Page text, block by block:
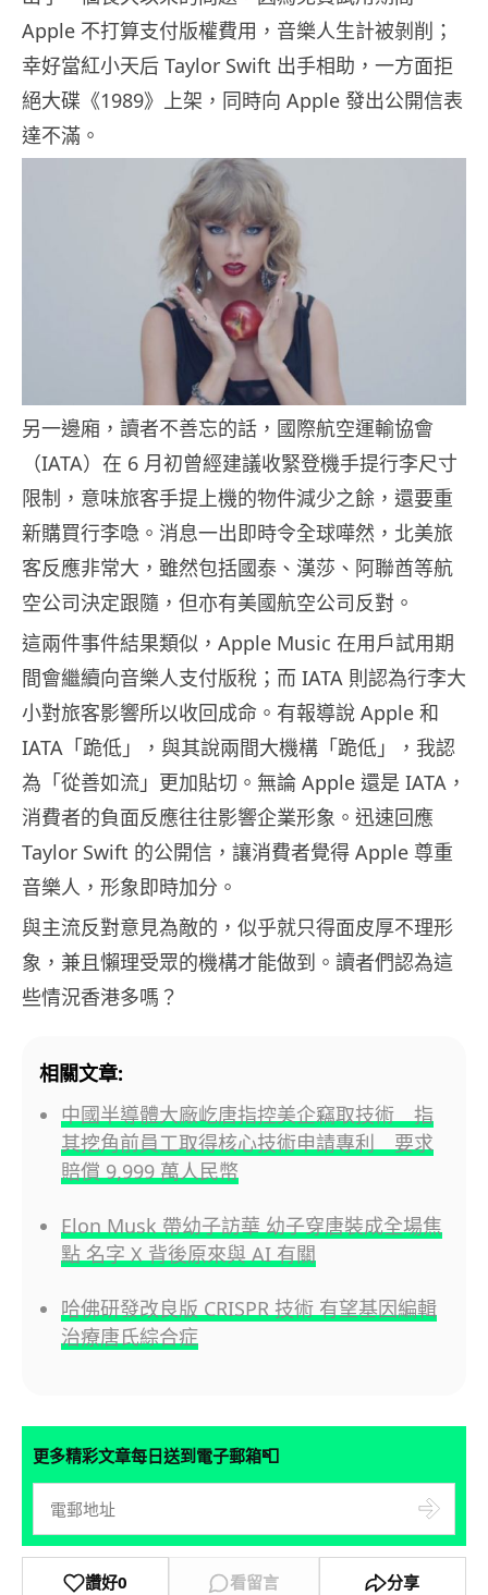
Apple 不打算支付版權費用，音樂人生計被剝削；
幸好當紅小天后 Taylor Swift 出手相助，一方面拒
絕大碟《1989》上架，同時向 Apple 發出公開信表
達不滿。
另一邊廂，讀者不善忘的話，國際航空運輸協會
（IATA）在 6 月初曾經建議收緊登機手提行李尺寸
限制，意味旅客手提上機的物件減少之餘，還要重
新購買行李喼。消息一出即時令全球嘩然，北美旅
客反應非常大，雖然包括國泰、漢莎、阿聯酋等航
空公司決定跟隨，但亦有美國航空公司反對。
這兩件事件結果類似，Apple Music 在用戶試用期
間會繼續向音樂人支付版稅；而 IATA 則認為行李大
小對旅客影響所以收回成命。有報導說 Apple 和
IATA「跪低」，與其說兩間大機構「跪低」，我認
為「從善如流」更加貼切。無論 Apple 還是 IATA，
消費者的負面反應往往影響企業形象。迅速回應
Taylor Swift 的公開信，讓消費者覺得 Apple 尊重
音樂人，形象即時加分。
與主流反對意見為敵的，似乎就只得面皮厚不理形
象，兼且懶理受眾的機構才能做到。讀者們認為這
些情況香港多嗎？
相關文章:
中國半導體大廠屹唐指控美企竊取技術 指
其挖角前員工取得核心技術申請專利 要求
賠償 9,999 萬人民幣
Elon Musk 帶幼子訪華 幼子穿唐裝成全場焦
點 名字 X 背後原來與 AI 有關
哈佛研發改良版 CRISPR 技術 有望基因編輯
治療唐氏綜合症
更多精彩文章每日送到電子郵箱📮
讚好0 看留言 分享